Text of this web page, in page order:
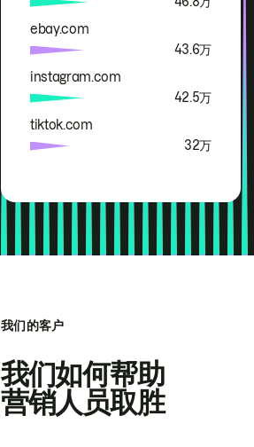
ebay.com
43.6万
instagram.com
42.5万
tiktok.com
32万
我们的客户
我们如何帮助
营销人员取胜